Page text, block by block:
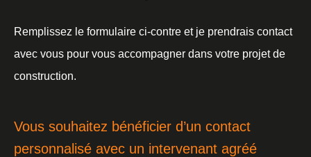
Remplissez le formulaire ci-contre et je prendrais contact
avec vous pour vous accompagner dans votre projet de
construction.
Vous souhaitez bénéficier d’un contact
personnalisé avec un intervenant agréé